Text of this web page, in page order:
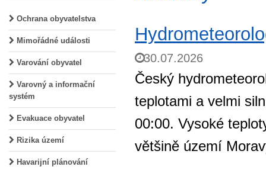
Ochrana obyvatelstva
Mimořádné události
Varování obyvatel
Varovný a informační
systém
Evakuace obyvatel
Rizika území
Havarijní plánování
30.07.2026
Český
teplotami a velmi
00:00. Vysoké
většině území